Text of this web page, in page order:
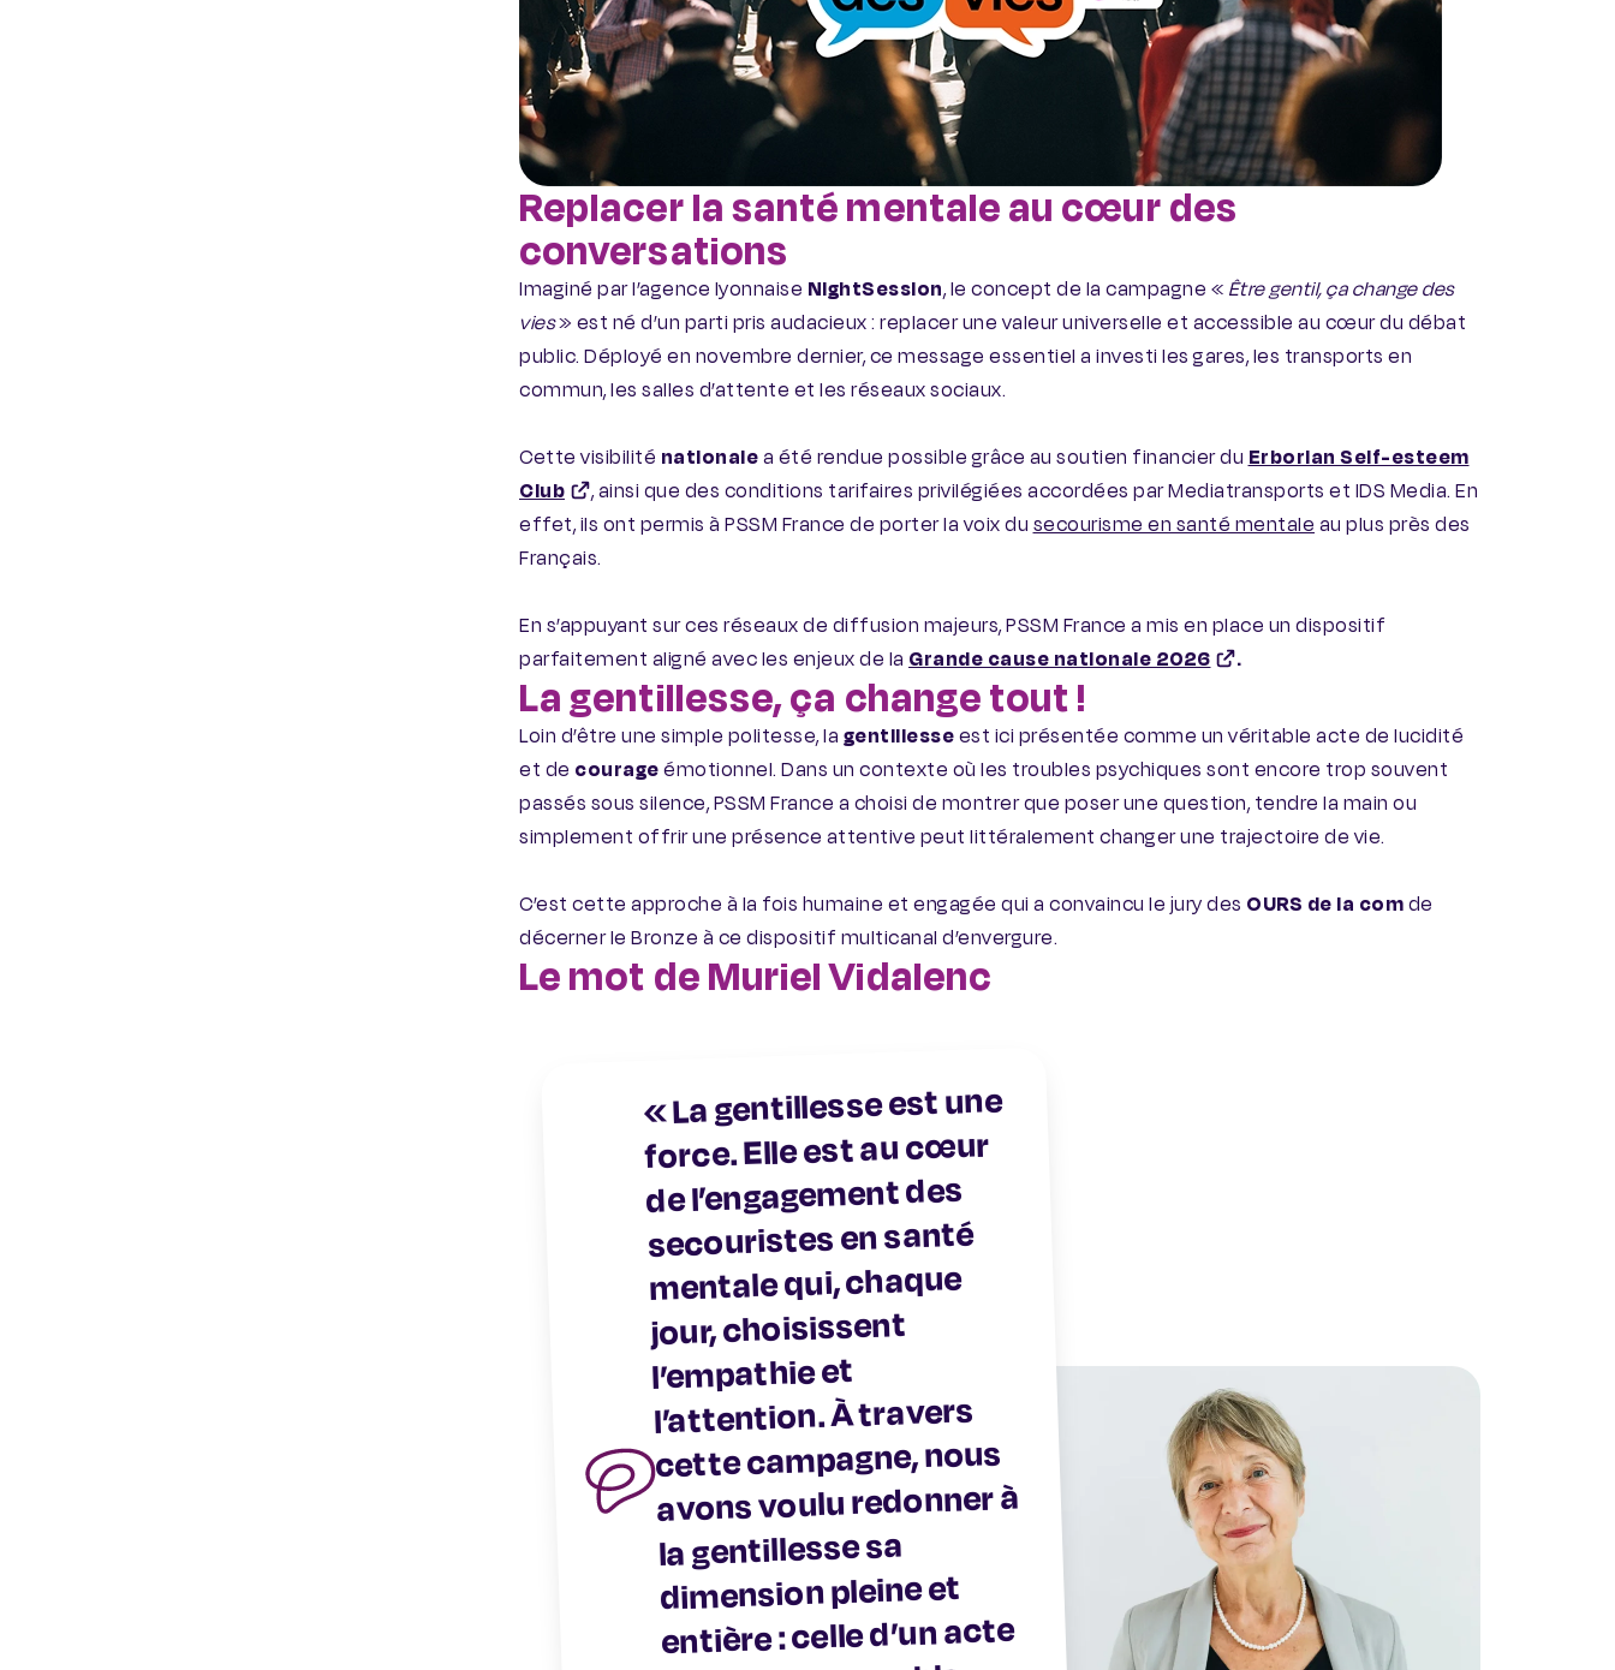
Replacer la santé mentale au cœur des
conversations
Imaginé par l’agence lyonnaise NightSession, le concept de la campagne « Être gentil, ça change des
vies» est né d’un parti pris audacieux : replacer une valeur universelle et accessible au cœur du débat
public. Déployé en novembre dernier, ce message essentiel a investi les gares, les transports en
commun, les salles d’attente et les réseaux sociaux.
Cette visibilité nationalea été rendue possible grâce au soutien financier duErborian Self-esteem
Club
, ainsi que des conditions tarifaires privilégiées accordées par Mediatransports et IDS Media. En
effet, ils ont permis à PSSM France de porter la voix dusecourisme en santé mentaleau plus près des
Français.
En s’appuyant sur ces réseaux de diffusion majeurs, PSSM France a mis en place un dispositif
parfaitement aligné avec les enjeux de la Grande cause nationale 2026 .
La gentillesse, ça change tout !
Loin d’être une simple politesse, la gentillesseest ici présentée comme un véritable acte de lucidité
et de courageémotionnel. Dans un contexte où les troubles psychiques sont encore trop souvent
passés sous silence, PSSM France a choisi de montrer que poser une question, tendre la main ou
simplement offrir une présence attentive peut littéralement changer une trajectoire de vie.
C’est cette approche à la fois humaine et engagée qui a convaincu le jury des OURS de la comde
décerner le Bronze à ce dispositif multicanal d’envergure.
Le mot de Muriel Vidalenc
« La gentillesse est une
force. Elle est au cœur
de l’engagement des
secouristes en santé
mentale qui, chaque
jour, choisissent
l’empathie et
l’attention. À travers
cette campagne, nous
avons voulu redonner à
la gentillesse sa
dimension pleine et
entière : celle d’un acte